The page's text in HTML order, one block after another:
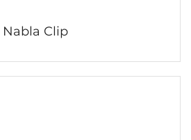
Nabla Clip